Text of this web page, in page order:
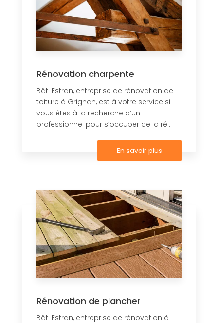
Rénovation charpente
Bâti Estran, entreprise de rénovation de
toiture à Grignan, est à votre service si
vous êtes à la recherche d’un
professionnel pour s’occuper de la ré...
En savoir plus
Rénovation de plancher
Bâti Estran, entreprise de rénovation à